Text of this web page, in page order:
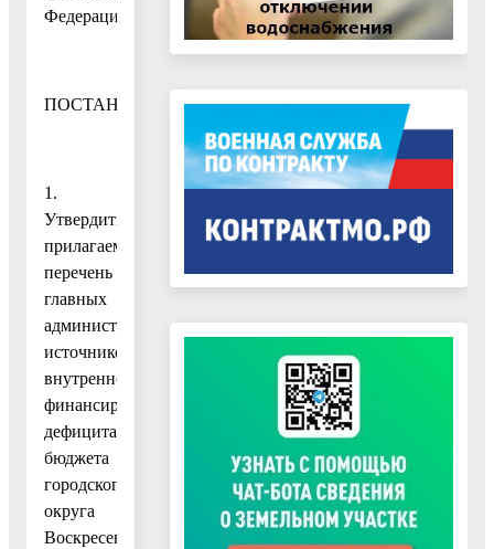
Федерации
ПОСТАНОВЛЯЮ:
1.
Утвердить
прилагаемый
перечень
главных
администраторов
источников
внутреннего
финансирования
дефицита
бюджета
городского
округа
Воскресенск